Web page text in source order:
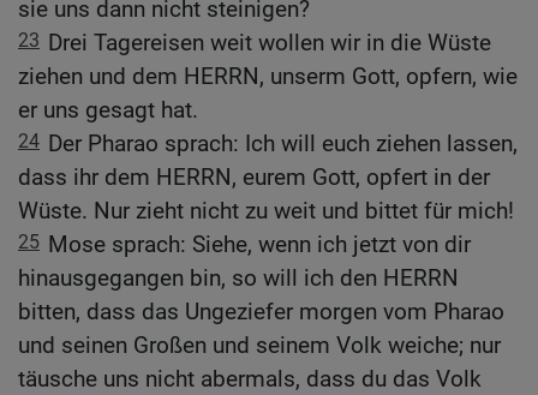
sie uns dann nicht steinigen?
23 Drei Tagereisen weit wollen wir in die Wüste
ziehen und dem HERRN, unserm Gott, opfern, wie
er uns gesagt hat.
24 Der Pharao sprach: Ich will euch ziehen lassen,
dass ihr dem HERRN, eurem Gott, opfert in der
Wüste. Nur zieht nicht zu weit und bittet für mich!
25 Mose sprach: Siehe, wenn ich jetzt von dir
hinausgegangen bin, so will ich den HERRN
bitten, dass das Ungeziefer morgen vom Pharao
und seinen Großen und seinem Volk weiche; nur
täusche uns nicht abermals, dass du das Volk